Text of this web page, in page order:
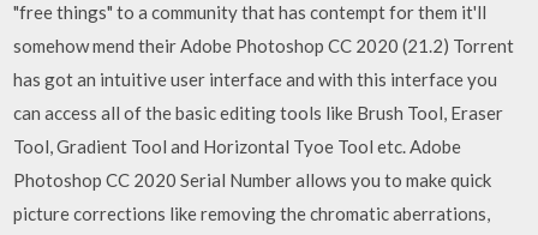
"free things" to a community that has contempt for them it'll
somehow mend their Adobe Photoshop CC 2020 (21.2) Torrent
has got an intuitive user interface and with this interface you
can access all of the basic editing tools like Brush Tool, Eraser
Tool, Gradient Tool and Horizontal Tyoe Tool etc. Adobe
Photoshop CC 2020 Serial Number allows you to make quick
picture corrections like removing the chromatic aberrations,